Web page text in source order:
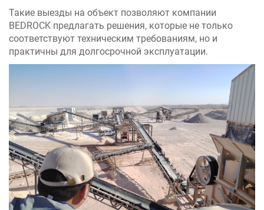
Такие выезды на объект позволяют компании
BEDROCK предлагать решения, которые не только
соответствуют техническим требованиям, но и
практичны для долгосрочной эксплуатации.